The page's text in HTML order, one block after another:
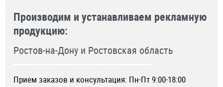
Производим и устанавливаем рекламную
продукцию:
Ростов-на-Дону и Ростовская область
Прием заказов и консультация: Пн-Пт 9:00-18:00